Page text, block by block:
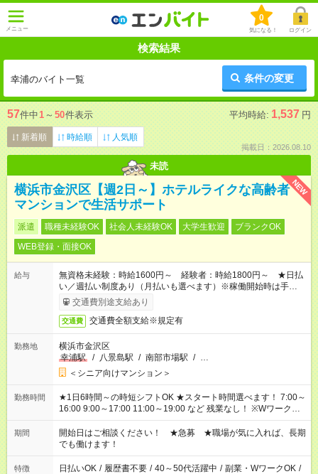
メニュー
0
気になる！ ログイン
検索結果
幸浦のバイト一覧 条件の変更
57件中1 ～ 50件表示 平均時給: 1,537 円
新着順 時給順 人気順
掲載日：2026.08.10
未読
NEW
横浜市金沢区【週2日～】ホテルライクな高齢者
マンションで生活サポート
派遣 職種未経験OK 社会人未経験OK 大学生歓迎
ブランクOK
WEB登録・面接OK
給与
無資格未経験：時給1600円～ 経験者：時給1800円～ ★日払
い／週払い制度あり（月払いも選べます）※稼働開始時は手続き
完了次第のお支払いとなります。
交通費別途支給あり
交通費 交通費全額支給※規定有
勤務地
横浜市金沢区
幸浦駅
/ 八景島駅 / 南部市場駅 / …
＜シニア向けマンション＞
勤務時間
★1日6時間～の時短シフトOK ★スタート時間選べます！ 7:00～
16:00 9:00～17:00 11:00～19:00 など 残業なし！ ※Wワークの
場合、他のお仕事と合わせ週40時間超の就業はご案内できませ
ん ※法令に基づき、週20時間以上勤務は社会保険への加入対象
となります ※労働者派遣法（日雇い派遣の原則禁止）により、
短時間・短期間の就業はご案内が難しい場合があります
期間
開始日はご相談ください！ ★急募 ★職場が気に入れば、長期
でも働けます！
特徴 日払いOK / 履歴書不要 / 40～50代活躍中 / 副業・WワークOK /